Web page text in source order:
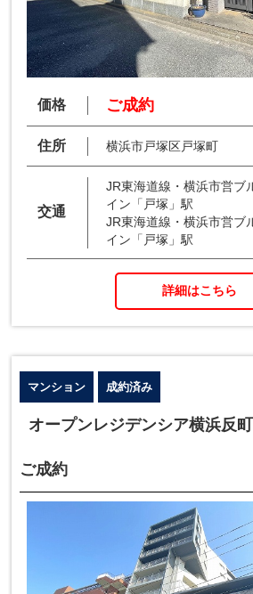
価格 ご成約
住所 横浜市戸塚区戸塚町
交通
JR東海道線・横浜市営ブ
イン「戸塚」駅
JR東海道線・横浜市営ブ
イン「戸塚」駅
詳細はこちら
マンション 成約済み
オープンレジデンシア横浜反町
ご成約